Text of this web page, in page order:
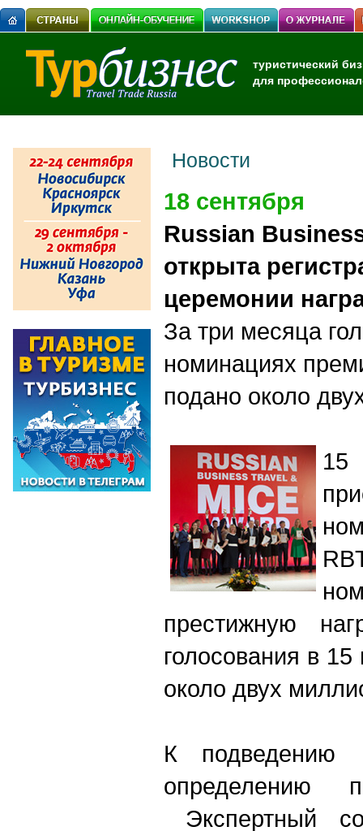
туристический
для
Новости
18 сентября
Russian
открыта
церемонии
За три месяца
номинациях
подано около
15
престижную
голосования в
около двух
К подведению
определению
Экспертный